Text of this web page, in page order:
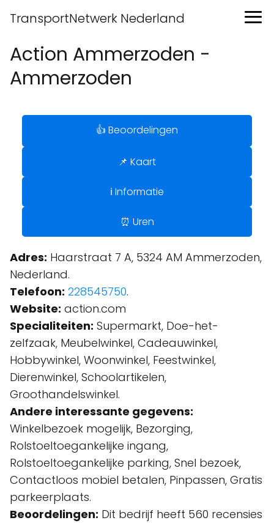
TransportNetwerk Nederland
Action Ammerzoden -
Ammerzoden
👍 Beoordelingen
📌 Kaart
ℹ️ Informatie
⏰ Uren
Adres: Haarstraat 7 A, 5324 AM Ammerzoden,
Nederland.
Telefoon: 228545750.
Website: action.com
Specialiteiten: Supermarkt, Doe-het-
zelfzaak, Meubelwinkel, Cadeauwinkel,
Hobbywinkel, Woonwinkel, Feestwinkel,
Dierenwinkel, Schoolartikelen,
Groothandelswinkel.
Andere interessante gegevens:
Winkelbezoek mogelijk, Bezorging,
Rolstoeltoegankelijke ingang,
Rolstoeltoegankelijke parking, Snel bezoek,
Contactloos mobiel betalen, Pinpassen, Gratis
parkeerplaats.
Beoordelingen: Dit bedrijf heeft 560 recensies